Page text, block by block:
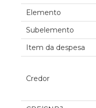
Elemento
Subelemento
Item da despesa
Credor